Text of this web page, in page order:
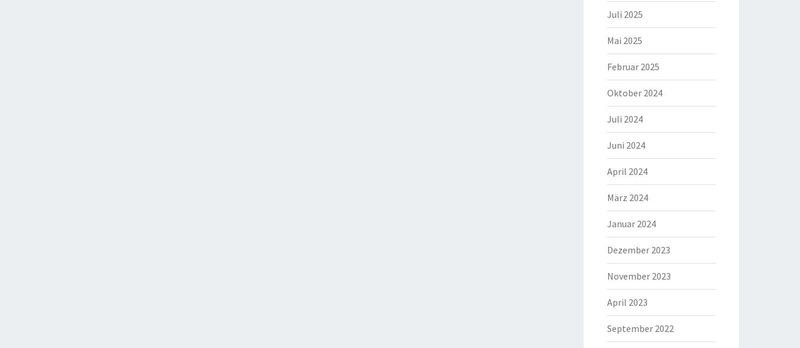
Juli 2025
Mai 2025
Februar 2025
Oktober 2024
Juli 2024
Juni 2024
April 2024
März 2024
Januar 2024
Dezember 2023
November 2023
April 2023
September 2022